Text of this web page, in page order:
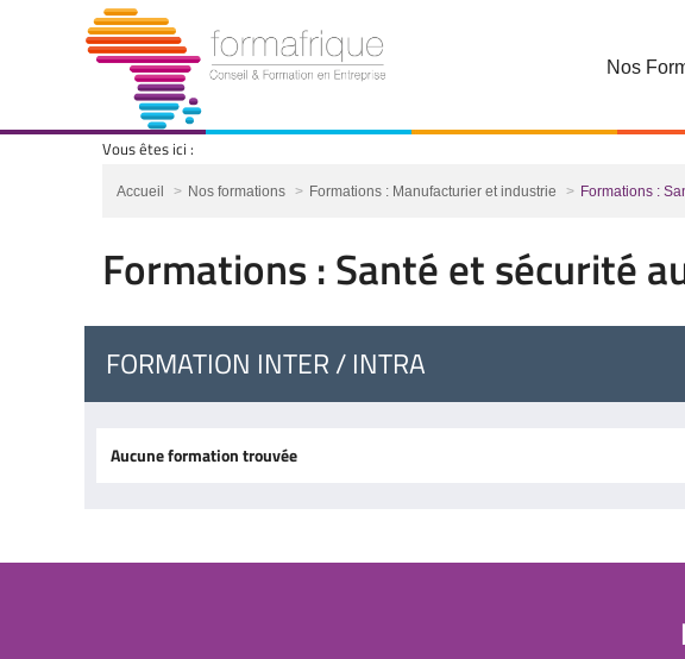
Nos
Vous êtes ici :
Vous êtes ici :
Accueil Nos formations Formations : Manufacturier et industrie Formations :
Formations : Santé et sécurité
FORMATION INTER / INTRA
Aucune formation trouvée